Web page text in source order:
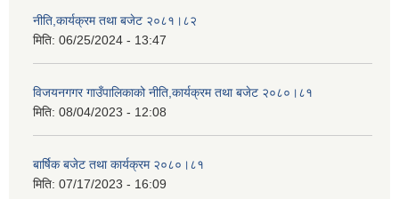
नीति,कार्यक्रम तथा बजेट २०८१।८२
मिति: 06/25/2024 - 13:47
विजयनगगर गाउँपालिकाको नीति,कार्यक्रम तथा बजेट २०८०।८१
मिति: 08/04/2023 - 12:08
बार्षिक बजेट तथा कार्यक्रम २०८०।८१
मिति: 07/17/2023 - 16:09